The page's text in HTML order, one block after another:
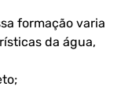
formação varia
da água,